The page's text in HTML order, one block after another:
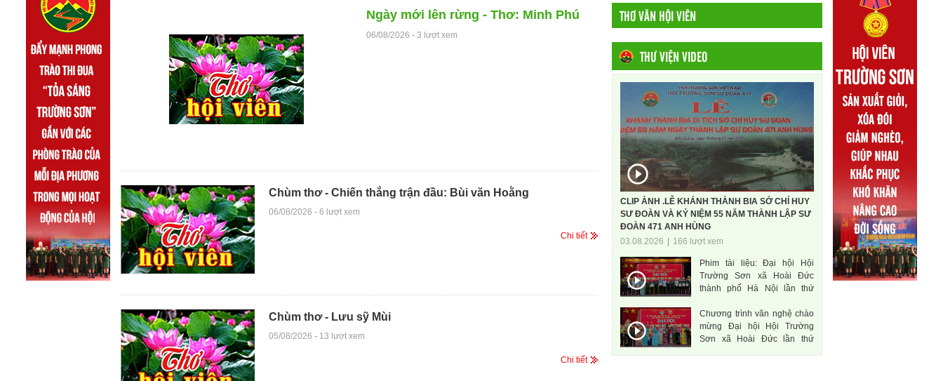
Ngày mới lên rừng - Thơ: Minh Phú
06/08/2026 - 3 lượt xem
Chùm thơ - Chiến thắng trận đầu: Bùi văn Hoằng
06/08/2026 - 6 lượt xem
Chi tiết
Chùm thơ - Lưu sỹ Mùi
05/08/2026 - 13 lượt xem
Chi tiết
THƠ VĂN HỘI VIÊN
THƯ VIỆN VIDEO
CLIP ẢNH .LỄ KHÁNH THÀNH BIA SỞ CHỈ HUY
SƯ ĐOÀN VÀ KỶ NIỆM 55 NĂM THÀNH LẬP SƯ
ĐOÀN 471 ANH HÙNG
03.08.2026
166 lượt xem
Phim tài liệu: Đại hội Hội
Trường Sơn xã Hoài Đức
thành phố Hà Nội lần thứ
Chương trình văn nghệ chào
mừng Đại hội Hội Trường
Sơn xã Hoài Đức lần thứ